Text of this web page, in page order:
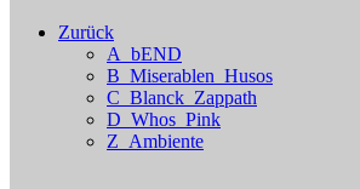
Zurück
A_bEND
B_Miserablen_Husos
C_Blanck_Zappath
D_Whos_Pink
Z_Ambiente